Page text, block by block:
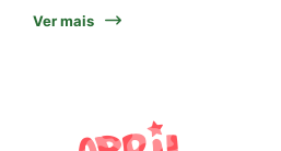
Ver mais